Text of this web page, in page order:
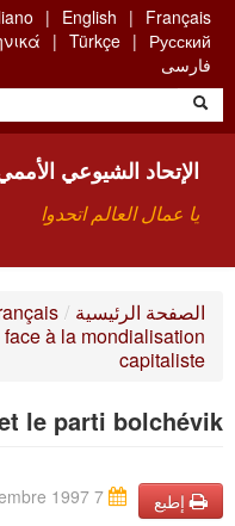
Skip
main
content
Français
English
Русский
Türkçe
فارسی
الإتحاد الشيوعي
يا عمال العالم اتحدوا
من نحن؟
الصفحة الرئيسية /
à la mondialisation
capitaliste
le parti bolchévik
إطبع